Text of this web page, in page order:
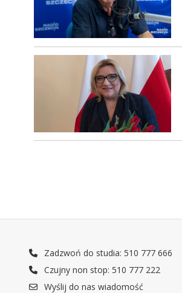
Zadzwoń do studia: 510 777 666
Czujny non stop: 510 777 222
Wyślij do nas wiadomość